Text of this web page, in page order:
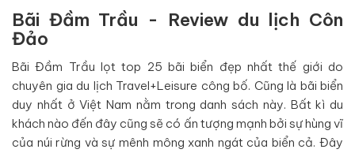
Bãi Đầm Trầu - Review du lịch Côn
Đảo
Bãi Đầm Trầu lọt top 25 bãi biển đẹp nhất thế giới do
chuyên gia du lịch Travel+Leisure công bố. Cũng là bãi biển
duy nhất ở Việt Nam nằm trong danh sách này. Bất kì du
khách nào đến đây cũng sẽ có ấn tượng mạnh bởi sự hùng vĩ
của núi rừng và sự mênh mông xanh ngát của biển cả. Đây